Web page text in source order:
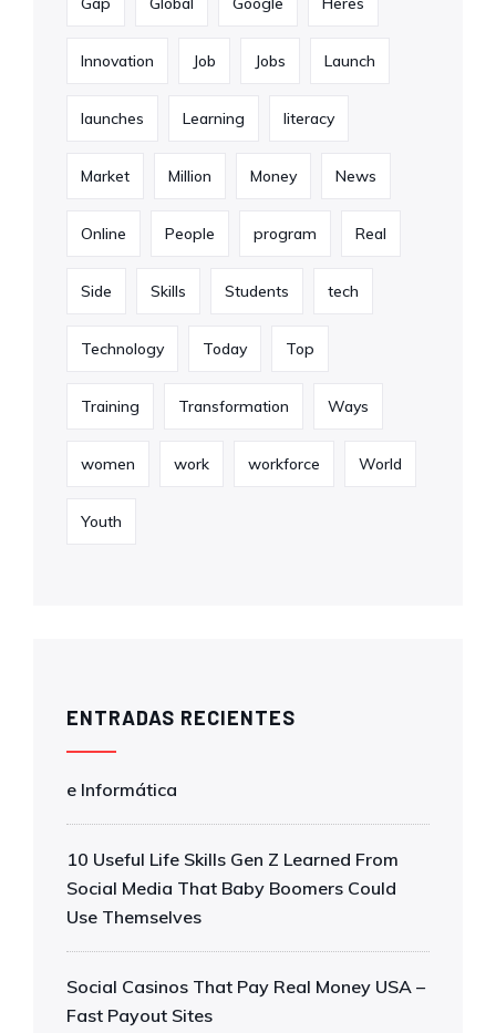
Innovation Job Jobs Launch
launches Learning literacy
Market Million Money News
Online People program Real
Side Skills Students tech
Technology Today Top
Training Transformation Ways
women work workforce World
Youth
ENTRADAS RECIENTES
e Informática
10 Useful Life Skills Gen Z Learned From
Social Media That Baby Boomers Could
Use Themselves
Social Casinos That Pay Real Money USA –
Fast Payout Sites